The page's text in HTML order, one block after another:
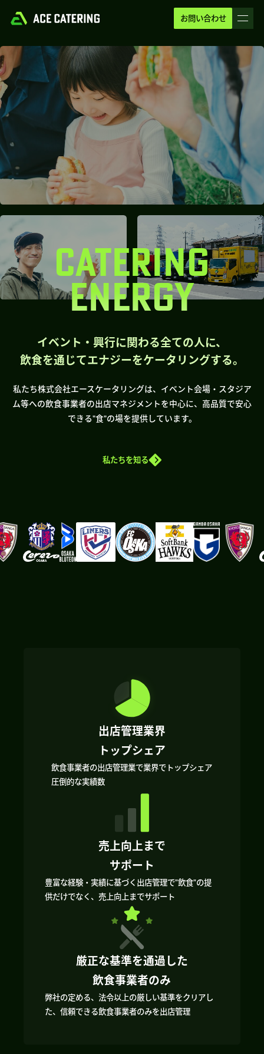
お問い合わせ
CATERING
ENERGY
イベント・興行に関わる全ての人に、
飲食を通じてエナジーをケータリングする。
私たち株式会社エースケータリングは、イベント会場・スタジア
ム等への飲食事業者の出店マネジメントを中心に、高品質で安心
できる”食”の場を提供しています。
私たちを知る
出店管理業界
トップシェア
飲食事業者の出店管理業で業界でトップシェア
圧倒的な実績数
売上向上まで
サポート
豊富な経験・実績に基づく出店管理で”飲食”の提
供だけでなく、売上向上までサポート
厳正な基準を通過した
飲食事業者のみ
弊社の定める、法令以上の厳しい基準をクリアし
た、信頼できる飲食事業者のみを出店管理